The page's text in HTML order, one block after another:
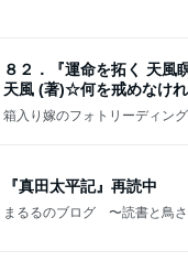
『真田太平記』再読中
この時期は大宮駅からバ
めです(#^^#)
さいたま市大宮西口 ニキビ・